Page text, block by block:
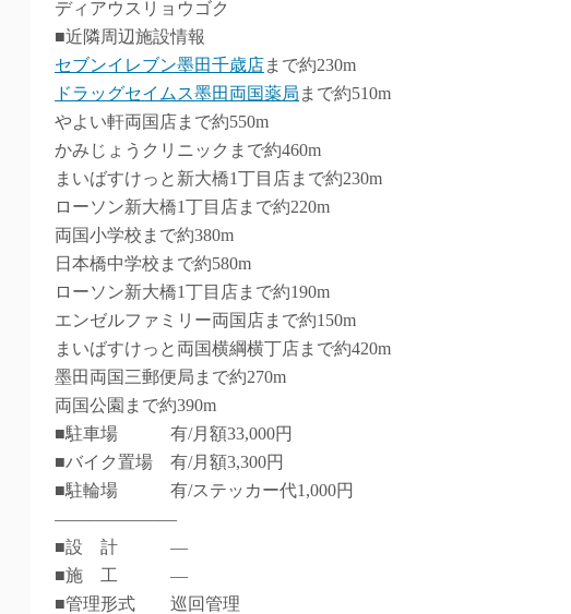
ディアウスリョウゴク
■近隣周辺施設情報
セブンイレブン墨田千歳店まで約230m
ドラッグセイムス墨田両国薬局 まで約510m
やよい軒両国店まで約550m
かみじょうクリニックまで約460m
まいばすけっと新大橋1丁目店まで約230m
ローソン新大橋1丁目店まで約220m
両国小学校まで約380m
日本橋中学校まで約580m
ローソン新大橋1丁目店まで約190m
エンゼルファミリー両国店まで約150m
まいばすけっと両国横綱横丁店まで約420m
墨田両国三郵便局まで約270m
両国公園まで約390m
■駐車場 有/月額33,000円
■バイク置場 有/月額3,300円
■駐輪場 有/ステッカー代1,000円
―――――――
■設 計 ―
■施 工 ―
■管理形式 巡回管理